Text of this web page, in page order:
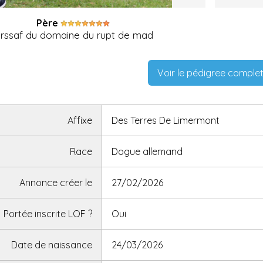
Père
du domaine du rupt de mad
Voir le pédigree complet
Affixe Des Terres De Limermont
Race Dogue allemand
Annonce créer le 27/02/2026
Portée inscrite LOF? Oui
Date de naissance 24/03/2026